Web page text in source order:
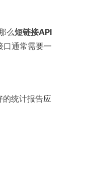
么短链接API
口通常需要一
的统计报告应